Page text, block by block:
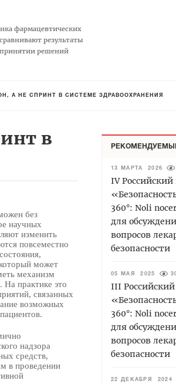
фармацевтических
результаты
решений
А НЕ СПРИНТ В СИСТЕМЕ ЗДРАВООХРАНЕНИЯ
в
без
научных
изменить
повсеместно
может
механизм
На практике это
связанных
возможных
надзора
средств,
в проведении
13 МАРТА 2026
IV Российский
360°: Noli
для
вопросов
безопасности
05 МАЯ 2025
III Российский
360°: Noli
для
вопросов
безопасности
22 ДЕКАБРЯ 2024